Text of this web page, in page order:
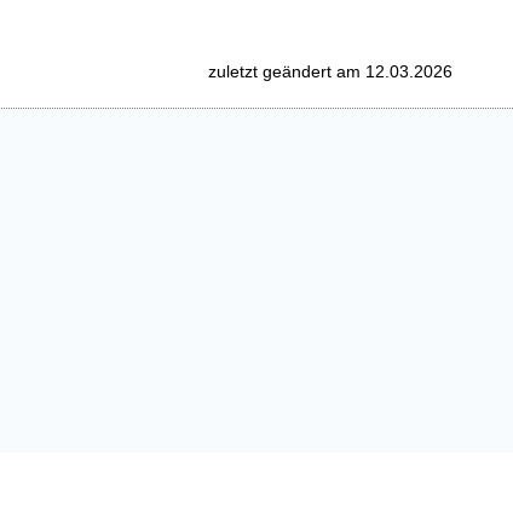
zuletzt geändert am 12.03.2026